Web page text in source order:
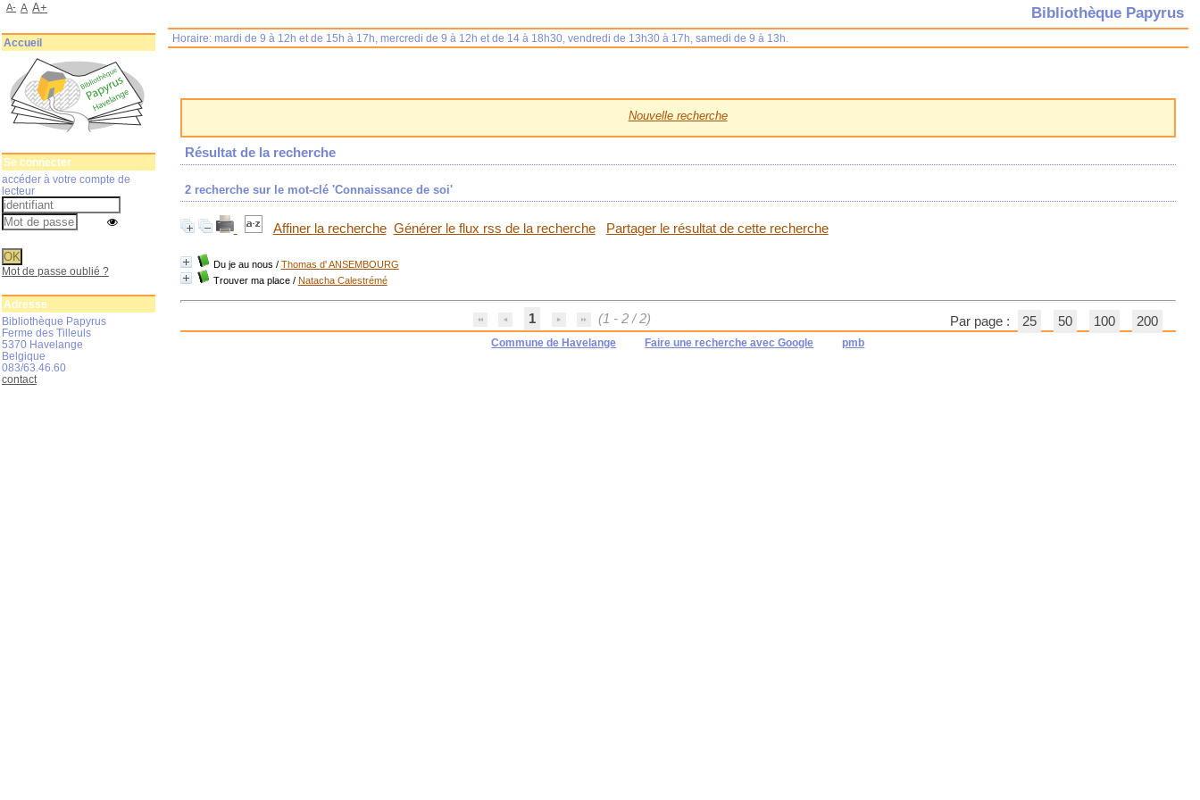
Nouvelle recherche
Résultat de la recherche
2recherche sur le mot-clé 'Connaissance de soi'
Affiner la recherche Générer le flux rss de la recherche Partager le résultat de cette recherche
Du je au nous / Thomas d' ANSEMBOURG
Trouver ma place/ Natacha Calestrémé
1 (1 - 2 / 2) Par page : 25 50 100 200
Commune de Havelange Faire une recherche avec Google pmb
Bibliothèque Papyrus
Horaire: mardi de 9 à 12h et de 15h à 17h, mercredi de 9 à 12h et de 14 à 18h30, vendredi de 13h30 à 17h, samedi de 9 à 13h.
A- A A+
Accueil
Se connecter
accéder à votre compte de
lecteur
Mot de passe oublié ?
Adresse
Bibliothèque Papyrus
Ferme des Tilleuls
5370 Havelange
Belgique
083/63.46.60
contact